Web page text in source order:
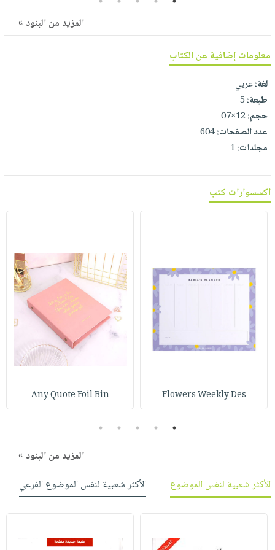
طرحها
خدمات
نيل
وفرات
انشر
كتابك
معنا
التسوق
نشرة
الإصدارات
المزيد من البنود »
معلومات إضافية عن الكتاب
لغة:عربي
طبعة:5
حجم:12×07
عدد الصفحات:604
مجلدات:1
اكسسوارات كتب
Flowers Weekly Des
Any Quote Foil Bin
1
2
3
4
5
المزيد من البنود »
الأكثر شعبية لنفس الموضوع
الأكثر شعبية لنفس الموضوع الفرعي